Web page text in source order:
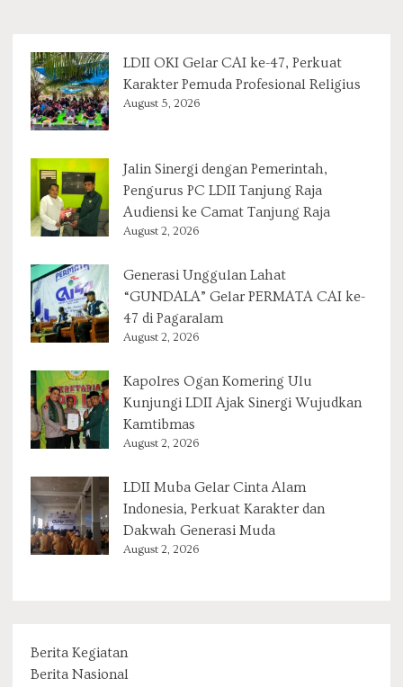
LDII OKI Gelar CAI ke-47, Perkuat
Karakter Pemuda Profesional Religius
August 5, 2026
Jalin Sinergi dengan Pemerintah,
Pengurus PC LDII Tanjung Raja
Audiensi ke Camat Tanjung Raja
August 2, 2026
Generasi Unggulan Lahat
“GUNDALA” Gelar PERMATA CAI ke-
47 di Pagaralam
August 2, 2026
Kapolres Ogan Komering Ulu
Kunjungi LDII Ajak Sinergi Wujudkan
Kamtibmas
August 2, 2026
LDII Muba Gelar Cinta Alam
Indonesia, Perkuat Karakter dan
Dakwah Generasi Muda
August 2, 2026
Berita Kegiatan
Berita Nasional